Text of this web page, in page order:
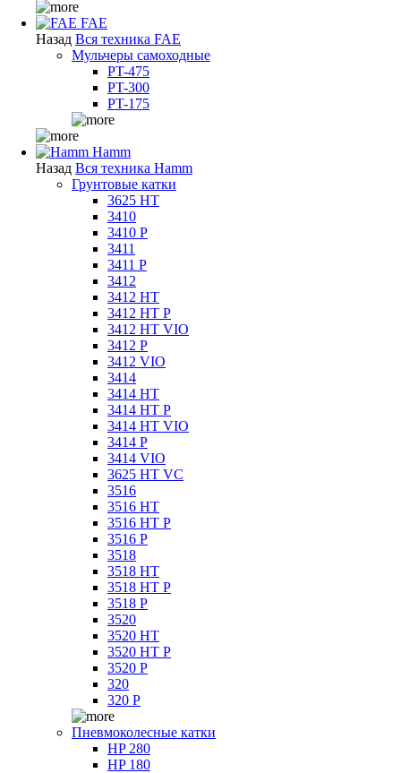
FAE
Назад Вся техника FAE
Мульчеры самоходные
PT-475
PT-300
PT-175
Hamm
Назад Вся техника Hamm
Грунтовые катки
3625 HT
3410
3410 P
3411
3411 P
3412
3412 HT
3412 HT P
3412 HT VIO
3412 P
3412 VIO
3414
3414 HT
3414 HT P
3414 HT VIO
3414 P
3414 VIO
3625 HT VC
3516
3516 HT
3516 HT P
3516 P
3518
3518 HT
3518 HT P
3518 P
3520
3520 HT
3520 HT P
3520 P
320
320 P
Пневмоколесные катки
HP 280
HP 180